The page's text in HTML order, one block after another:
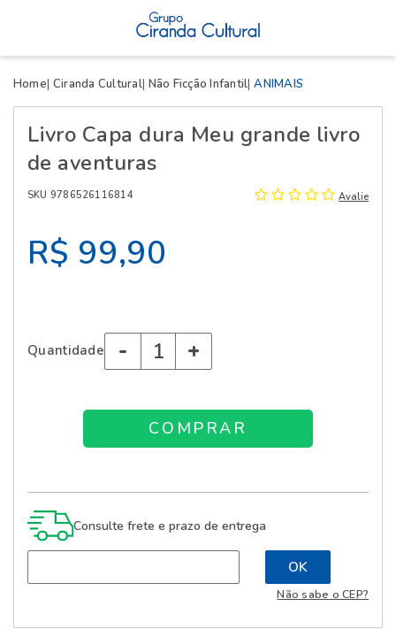
Home Ciranda Cultural Não Ficção Infantil ANIMAIS
Livro Capa dura Meu grande livro
de aventuras
SKU 9786526116814 Avalie
R$ 99,90
Quantidade - +
Consulte frete e prazo de entrega
Não sabe o CEP?